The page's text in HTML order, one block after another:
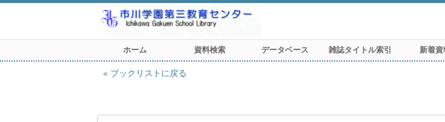
ホーム 資料検索 データベース 雑誌タイトル索引 新着資
ブックリストに戻る